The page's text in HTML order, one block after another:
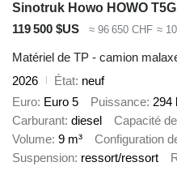
Sinotruk Howo HOWO
119 500 $US
≈ 96 650 CHF ≈
Matériel de TP - camion
2026
État neuf
Euro Euro 5 Puissance 294
Carburant diesel Capacité
Volume 9 m³ Configuration
Suspension ressort/ressort